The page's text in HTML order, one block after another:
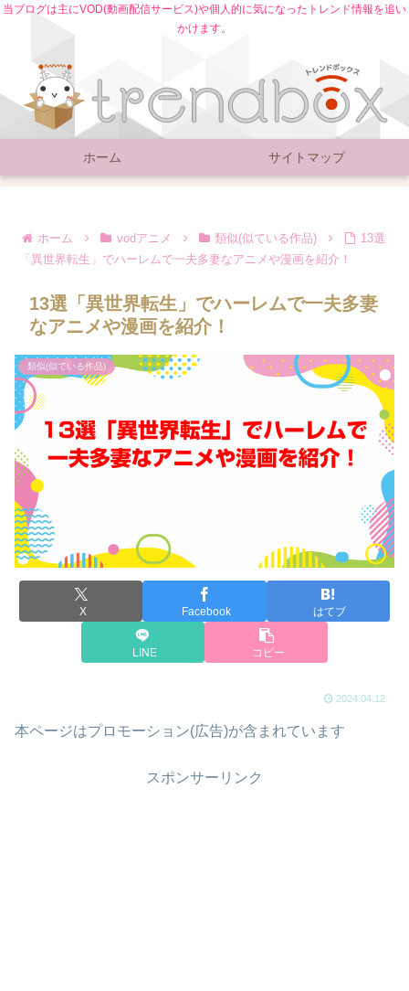
当ブログは主にVOD(動画配信サービス)や個人的に気になったトレンド情報を追い
かけます。
ホーム サイトマップ
ホーム vodアニメ 類似(似ている作品)
13選
「異世界転生」でハーレムで一夫多妻なアニメや漫画を紹介！
13選「異世界転生」でハーレムで一夫多妻
なアニメや漫画を紹介！
類似(似ている作品)
X Facebook はてブ
LINE コピー
2024.04.12
本ページはプロモーション(広告)が含まれています
スポンサーリンク